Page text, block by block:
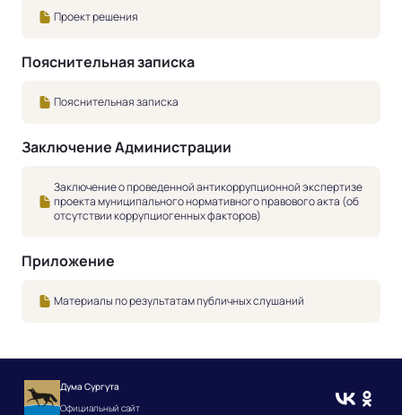
Проект решения
Пояснительная записка
Пояснительная записка
Заключение Администрации
Заключение о проведенной антикоррупционной экспертизе
проекта муниципального нормативного правового акта (об
отсутствии коррупциогенных факторов)
Приложение
Материалы по результатам публичных слушаний
Дума Сургута
Официальный сайт